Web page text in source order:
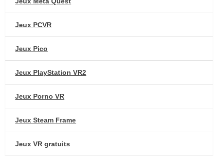
Jeux PCVR
Jeux Pico
Jeux PlayStation VR2
Jeux Porno VR
Jeux Steam Frame
Jeux VR gratuits